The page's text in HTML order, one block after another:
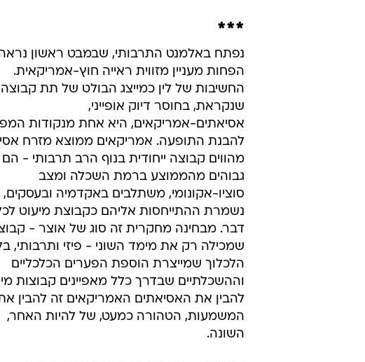
***
נפתח באלמנט התרבותי, שבמבט ראשון
הפחות מעניין מזווית ראייה חוץ-אמריקאית.
החשיבות של לין כמייצג הבולט של תת קבוצה
שנקראת, בחוסר דיוק אופייני,
אסיאתים-אמריקאים, היא אחת מנקודות
להבנת התופעה. אמריקאים ממוצא מזרח
מהווים קבוצה ייחודית בנוף הרב תרבותי - הם
גבוהים מהממוצע ברמת השכלה ומצב
סוציו-אקונומי, משתלבים באקדמיה
נשמרת ההתייחסות אליהם כקבוצת מיעוט
דבר. מבחינה מחקרית זה סוג של אוצר -
שמכילה רק את מימד השוני - פיזי ותרבותי,
הלכלוך שמייצרת הוספת הפערים הכלכליים
וההשכלתיים שבדרך כלל מאפיינים קבוצות
להבין את האסיאתים האמריקאים זה להבין
המשמעות, הטהורה כמעט, של להיות האחר,
השונה.